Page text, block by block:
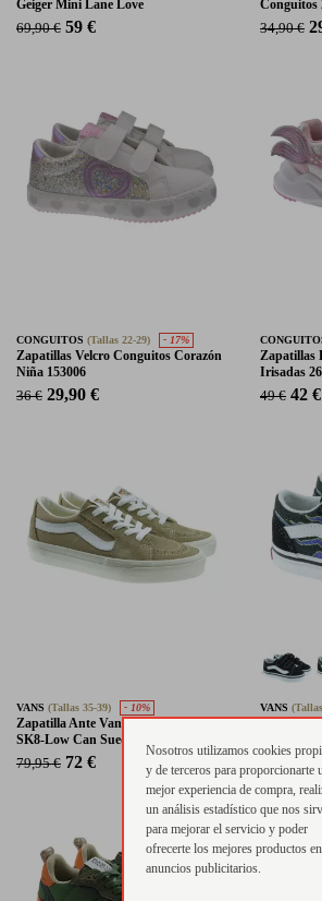
Geiger Mini Lane Love
69,90 € 59 €
Conguitos
34,90 €
CONGUITOS (Tallas 22-29) - 17%
Zapatillas Velcro Conguitos Corazón
Niña 153006
36 € 29,90 €
Zapatillas
Irisadas
49 € 42 €
VANS (Tallas 35-39) - 10%
Zapatilla Ante Vans Suede Canvas
SK8-Low Can Suede
79,95 € 72 €
VANS
Lonas
45 € 41 €
Nosotros utilizamos cookies
y de terceros para proporcionarte
mejor experiencia de compra,
un análisis estadístico que nos
para mejorar el servicio y poder
ofrecerte los mejores productos en
anuncios publicitarios.